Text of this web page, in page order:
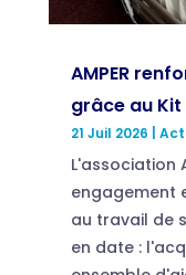
AMPER
grâce au Kit
21 Juil 2026
L'association
engagement
au travail de
en date :